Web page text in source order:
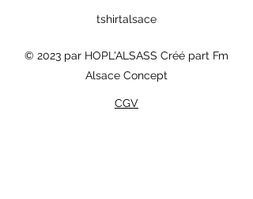
tshirtalsace
© 2023 par HOPL'ALSASS Créé part Fm
Alsace Concept
CGV